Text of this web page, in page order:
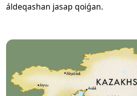
áldeqashan jasap qoiǵan.